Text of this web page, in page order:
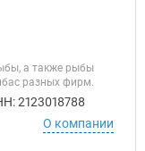
а также рыбы
разных фирм.
2123018788
О компании